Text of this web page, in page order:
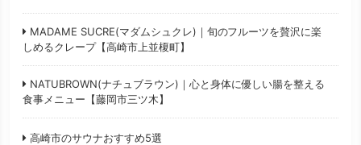
MADAME SUCRE(マダムシュクレ)｜旬のフルーツを贅沢に楽
しめるクレープ【高崎市上並榎町】
NATUBROWN(ナチュブラウン)｜心と身体に優しい腸を整える
食事メニュー【藤岡市三ツ木】
高崎市のサウナおすすめ5選